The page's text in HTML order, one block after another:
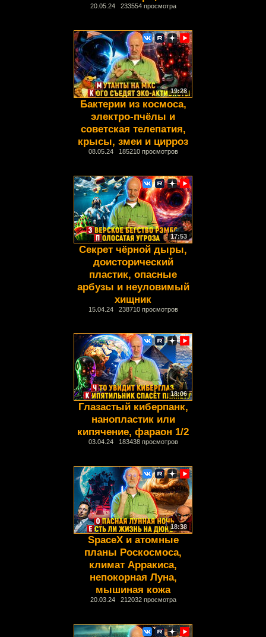
20.05.24 233554 просмотра
19:28
Бактерии из космоса,
электро-пчёлы и
советская телепатия,
крысы, змеи и цирроз
08.05.24 185210 просмотров
17:53
Секрет чёрной дыры,
доисторический
пластик, опасные
арбузы и неуловимый
хищник
15.04.24 238710 просмотров
18:06
Глазастый киберпанк,
нанопластик или
кипячение, фараон 1/2
03.04.24 183438 просмотров
18:38
SpaceX и атомные
планы Роскосмоса,
климат Арракиса,
непокорная Луна,
мышиная кожа
20.03.24 212032 просмотра